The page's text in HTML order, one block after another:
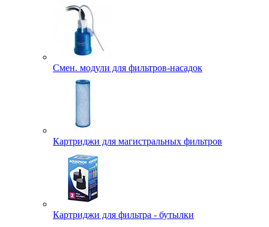
Смен. модули для фильтров-насадок
Картриджи для магистральных фильтров
Картриджи для фильтра - бутылки